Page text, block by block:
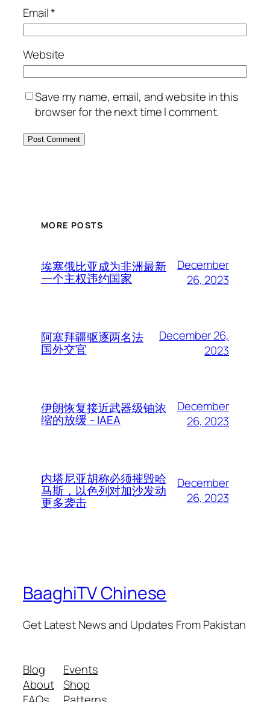
Email*
Website
Save my name, email, and website in this
browser for the next time I comment.
MORE POSTS
埃塞俄比亚成为非洲最新
一个主权违约国家
December
26, 2023
阿塞拜疆驱逐两名法
国外交官
December 26,
2023
伊朗恢复接近武器级铀浓
缩的放缓 – IAEA
December
26, 2023
内塔尼亚胡称必须摧毁哈
马斯，以色列对加沙发动
更多袭击
December
26, 2023
BaaghiTV Chinese
Get Latest News and Updates From Pakistan
Blog
About
Events
Shop